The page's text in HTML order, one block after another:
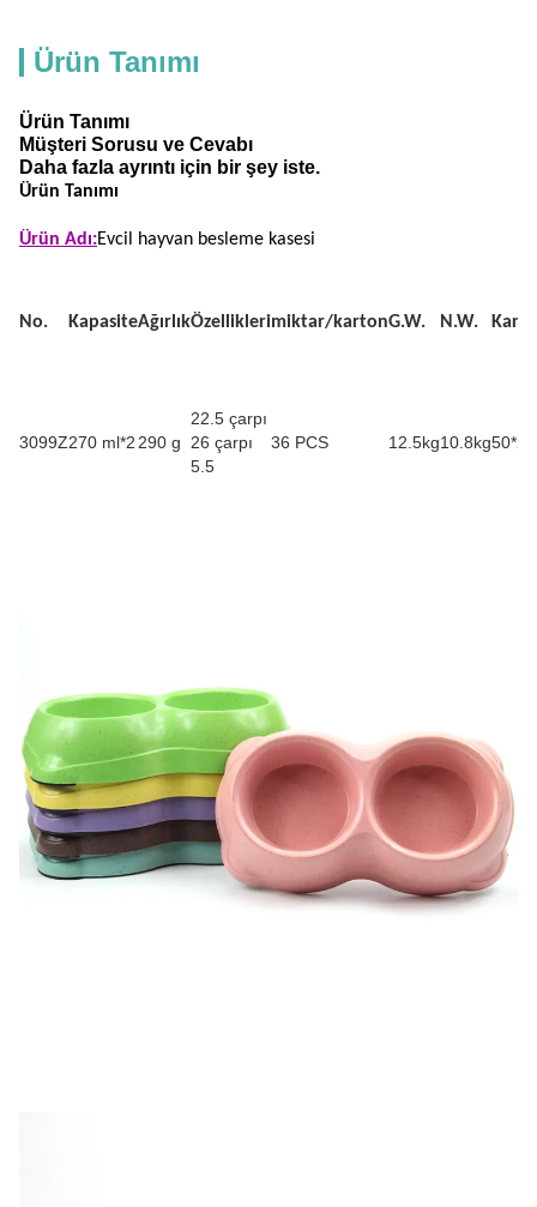
Ürün Tanımı
Ürün Tanımı
Müşteri Sorusu ve Cevabı
Daha fazla ayrıntı için bir şey iste.
Ürün Tanımı
Ürün Adı:Evcil hayvan besleme kasesi
No. KapasiteAğırlıkÖzelliklerimiktar/kartonG.W. N.W.
3099Z270 ml*2 290 g
22.5 çarpı
26 çarpı
5.5
36 PCS 12.5kg10.8kg